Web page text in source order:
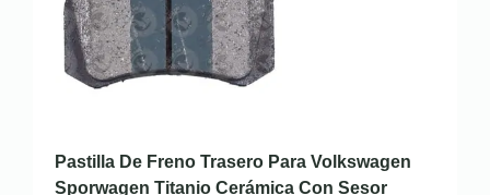
Pastilla De Freno Trasero Para Volkswagen
Sporwagen Titanio Cerámica Con Sesor